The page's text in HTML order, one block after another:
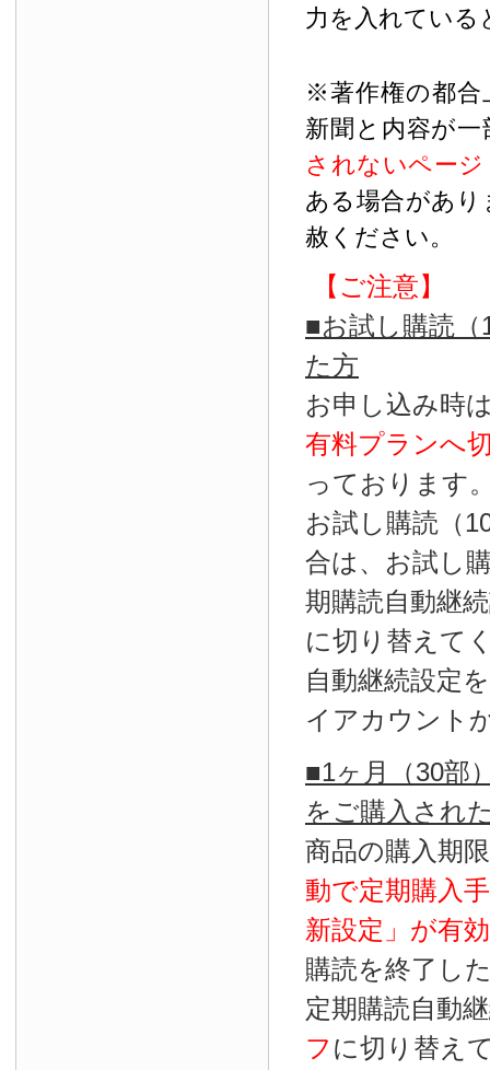
力を入れている
※著作権の都合
新聞と内容が
されないペー
ある場合があ
赦ください。
【ご注意】
■お試し購読
た方
お申し込み時
有料プランへ
っております
お試し購読（
合は、お試し
期購読自動継
に切り替えて
自動継続設定
イアカウント
■1ヶ月（30部
をご購入され
商品の購入期
動で定期購入
新設定」が有効
購読を終了し
定期購読自動
フ に切り替え